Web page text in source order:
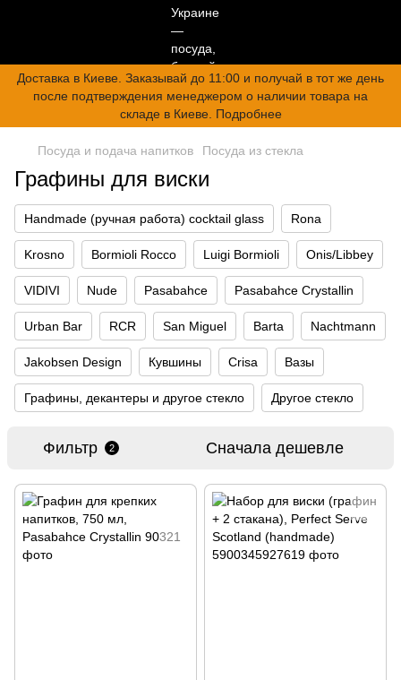
Доставка в Киеве. Заказывай до 11:00 и получай в тот же день
после подтверждения менеджером о наличии товара на
складе в Киеве. Подробнее
Посуда и подача напитков Посуда из стекла
Графины для виски
Handmade (ручная работа) cocktail glass Rona
Krosno Bormioli Rocco Luigi Bormioli Onis/Libbey
VIDIVI Nude Pasabahce Pasabahce Crystallin
Urban Bar RCR San Miguel Barta Nachtmann
Jakobsen Design Кувшины Crisa Вазы
Графины, декантеры и другое стекло Другое стекло
Фильтр 2 Сначала дешевле